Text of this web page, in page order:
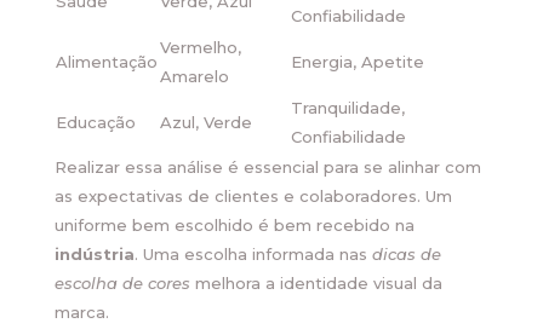
Confiabilidade
Alimentação
Vermelho,
Amarelo
Energia, Apetite
Educação Azul, Verde
Tranquilidade,
Confiabilidade
Realizar essa análise é essencial para se alinhar com
as expectativas de clientes e colaboradores. Um
uniforme bem escolhido é bem recebido na
indústria. Uma escolha informada nas dicas de
escolha de cores melhora a identidade visual da
marca.